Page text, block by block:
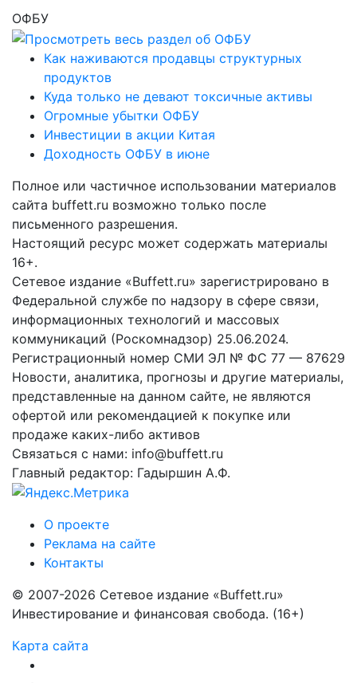
ОФБУ
Как наживаются продавцы структурных
продуктов
Куда только не девают токсичные активы
Огромные убытки ОФБУ
Инвестиции в акции Китая
Доходность ОФБУ в июне
Полное или частичное использовании материалов
сайта buffett.ru возможно только после
письменного разрешения.
Настоящий ресурс может содержать материалы
16+.
Сетевое издание «Buffett.ru» зарегистрировано в
Федеральной службе по надзору в сфере связи,
информационных технологий и массовых
коммуникаций (Роскомнадзор) 25.06.2024.
Регистрационный номер СМИ ЭЛ № ФС 77 — 87629
Новости, аналитика, прогнозы и другие материалы,
представленные на данном сайте, не являются
офертой или рекомендацией к покупке или
продаже каких-либо активов
Связаться с нами: info@buffett.ru
Главный редактор: Гадыршин А.Ф.
О проекте
Реклама на сайте
Контакты
© 2007-2026 Сетевое издание «Buffett.ru»
Инвестирование и финансовая свобода. (16+)
Карта сайта